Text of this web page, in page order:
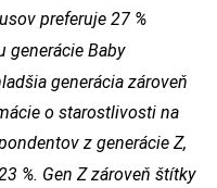
preferuje 27 %
generácie Baby
generácia zároveň
o starostlivosti na
z generácie Z,
%. Gen Z zároveň štítky